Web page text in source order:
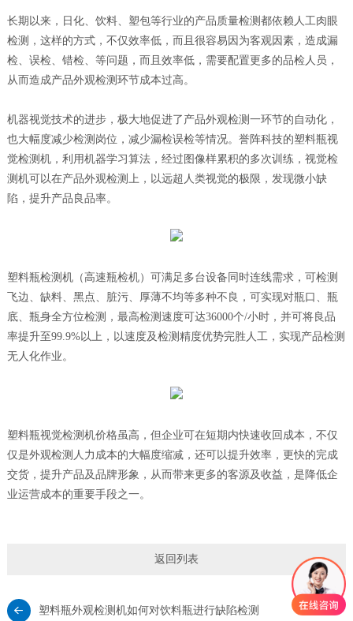
长期以来，日化、饮料、塑包等行业的产品质量检测都依赖人工肉眼
检测，这样的方式，不仅效率低，而且很容易因为客观因素，造成漏
检、误检、错检、等问题，而且效率低，需要配置更多的品检人员，
从而造成产品外观检测环节成本过高。
机器视觉技术的进步，极大地促进了产品外观检测一环节的自动化，
也大幅度减少检测岗位，减少漏检误检等情况。誉阵科技的塑料瓶视
觉检测机，利用机器学习算法，经过图像样累积的多次训练，视觉检
测机可以在产品外观检测上，以远超人类视觉的极限，发现微小缺
陷，提升产品良品率。
塑料瓶检测机（高速瓶检机）可满足多台设备同时连线需求，可检测
飞边、缺料、黑点、脏污、厚薄不均等多种不良，可实现对瓶口、瓶
底、瓶身全方位检测，最高检测速度可达36000个/小时，并可将良品
率提升至99.9%以上，以速度及检测精度优势完胜人工，实现产品检测
无人化作业。
塑料瓶视觉检测机价格虽高，但企业可在短期内快速收回成本，不仅
仅是外观检测人力成本的大幅度缩减，还可以提升效率，更快的完成
交货，提升产品及品牌形象，从而带来更多的客源及收益，是降低企
业运营成本的重要手段之一。
返回列表
塑料瓶外观检测机如何对饮料瓶进行缺陷检测